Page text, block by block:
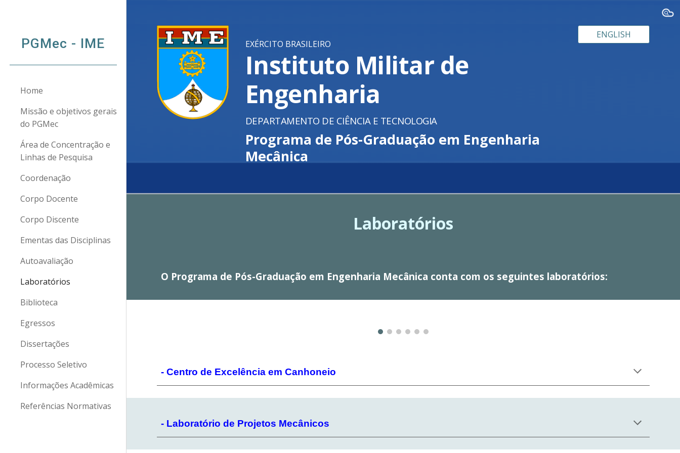
PGMec - IME
Home
Missão e objetivos gerais
do PGMec
Área de Concentração e
Linhas de Pesquisa
Coordenação
Corpo Docente
Corpo Discente
Ementas das Disciplinas
Autoavaliação
Laboratórios
Biblioteca
Egressos
Dissertações
Processo Seletivo
Informações Acadêmicas
Referências Normativas
EXÉRCITO BRASILEIRO
Instituto Militar de
Engenharia
DEPARTAMENTO DE CIÊNCIA E TECNOLOGIA
Programa de Pós-Graduação em Engenharia
Mecânica
ENGLISH
Laboratórios
O Programa de Pós-Graduação em Engenharia Mecânica conta com os seguintes laboratórios:
- Centro de Excelência em Canhoneio
- Laboratório de Projetos Mecânicos